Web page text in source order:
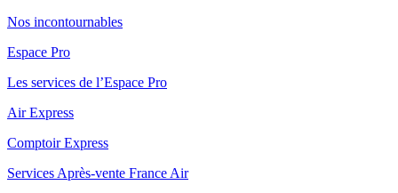
Nos incontournables
Espace Pro
Les services de l’Espace Pro
Air Express
Comptoir Express
Services Après-vente France Air